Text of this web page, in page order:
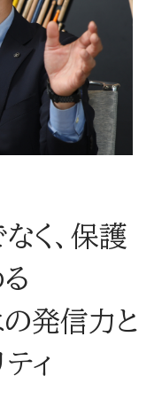
く、保護
発信力と
ィ